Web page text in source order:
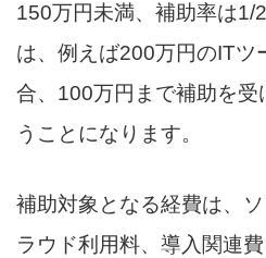
150万円未満、補助率は1/
は、例えば200万円のITツ
合、100万円まで補助を受
うことになります。
補助対象となる経費は、
ラウド利用料、導入関連